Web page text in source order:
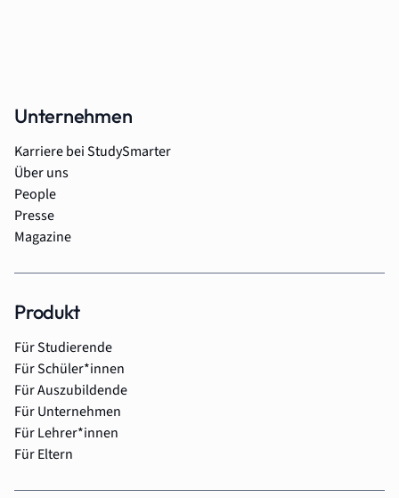
Unternehmen
Karriere bei StudySmarter
Über uns
People
Presse
Magazine
Produkt
Für Studierende
Für Schüler*innen
Für Auszubildende
Für Unternehmen
Für Lehrer*innen
Für Eltern